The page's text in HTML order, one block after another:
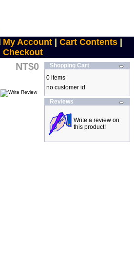
My Account Cart Contents
Checkout
NT$0
Shopping Cart
0 items
no customer id
Reviews
Write a review on
this product!